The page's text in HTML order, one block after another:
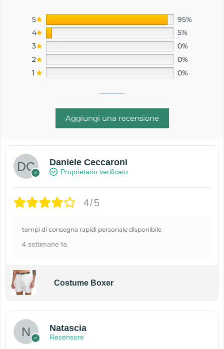
5
95%
4
5%
3
0%
2
0%
1
0%
Aggiungi una recensione
Daniele Ceccaroni
Proprietario verificato
4/5
tempi di consegna rapidi personale disponibile
4 settimane fa
Costume Boxer
Natascia
Recensore